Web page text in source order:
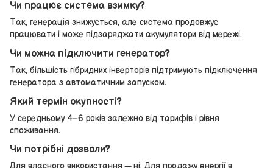
Чи працює система взимку?
Так, генерація знижується, але система продовжує
працювати і може підзаряджати акумулятори від мережі.
Чи можна підключити генератор?
Так, більшість гібридних інверторів підтримують підключення
генератора з автоматичним запуском.
Який термін окупності?
У середньому 4–6 років залежно від тарифів і рівня
споживання.
Чи потрібні дозволи?